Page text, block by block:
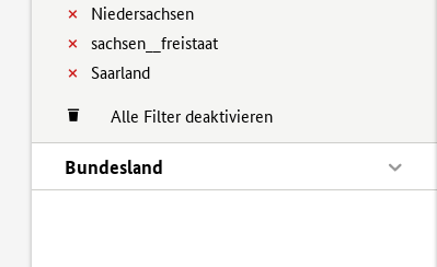
Niedersachsen
sachsen__freistaat
Saarland
Alle Filter deaktivieren
Bundesland